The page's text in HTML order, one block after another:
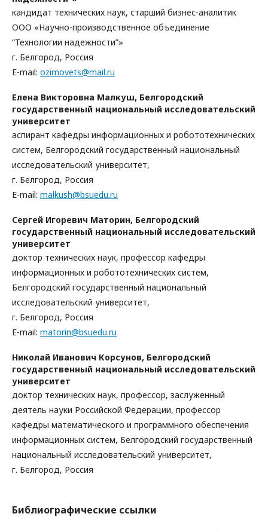
кандидат технических наук, старший бизнес-аналитик
ООО «Научно-производственное объединение
“Технологии надежности”»
г. Белгород, Россия
E-mail: ozimovets@mail.ru
Елена Викторовна Малкуш, Белгородский
государственный национальный исследовательский
университет
аспирант кафедры информационных и робототехнических
систем, Белгородский государственный национальный
исследовательский университет,
г. Белгород, Россия
E-mail: malkush@bsuedu.ru
Сергей Игоревич Маторин, Белгородский
государственный национальный исследовательский
университет
доктор технических наук, профессор кафедры
информационных и робототехнических систем,
Белгородский государственный национальный
исследовательский университет,
г. Белгород, Россия
E-mail: matorin@bsuedu.ru
Николай Иванович Корсунов, Белгородский
государственный национальный исследовательский
университет
доктор технических наук, профессор, заслуженный
деятель науки Российской Федерации, профессор
кафедры математического и программного обеспечения
информационных систем, Белгородский государственный
национальный исследовательский университет,
г. Белгород, Россия
Библиографические ссылки